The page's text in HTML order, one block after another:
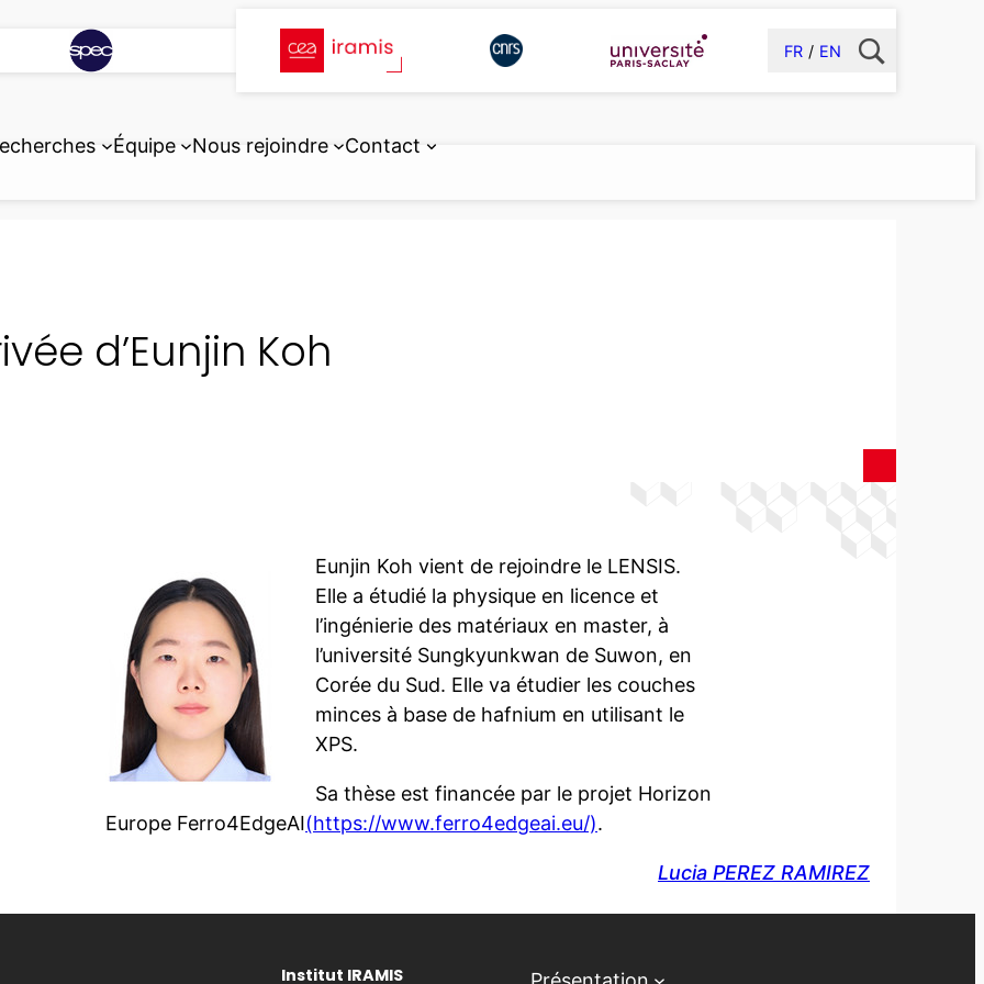
FR EN
Équipe Nous rejoindre Contact
d’Eunjin Koh
Eunjin Koh vient de rejoindre le LENSIS.
Elle a étudié la physique en licence et
l’ingénierie des matériaux en master, à
l’université Sungkyunkwan de Suwon, en
Corée du Sud. Elle va étudier les couches
minces à base de hafnium en utilisant le
XPS.
Sa thèse est financée par le projet Horizon
Europe Ferro4EdgeAI(https://www.ferro4edgeai.eu/).
Lucia PEREZ RAMIREZ
Institut IRAMIS